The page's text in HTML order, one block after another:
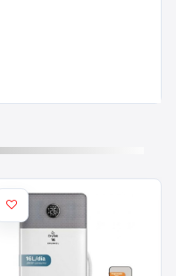
y doble salida
que también es
luminoso.
frío. Está
capacidad para 3,3
mililitros por hora.